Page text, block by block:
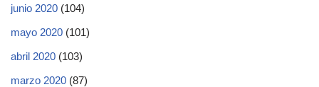
junio 2020 (104)
mayo 2020 (101)
abril 2020 (103)
marzo 2020 (87)